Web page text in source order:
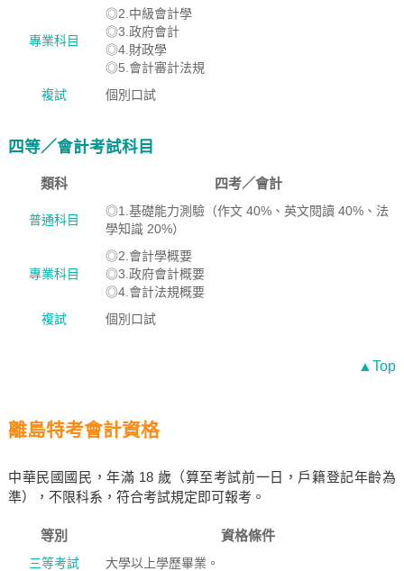
專業科目
◎2.中級會計學
◎3.政府會計
◎4.財政學
◎5.會計審計法規
複試
個別口試
四等／會計考試科目
類科 四考／會計
普通科目
◎1.基礎能力測驗（作文 40%、英文閱讀 40%、法
學知識 20%）
專業科目
◎2.會計學概要
◎3.政府會計概要
◎4.會計法規概要
複試
個別口試
▲Top
離島特考會計資格
中華民國國民，年滿 18 歲（算至考試前一日，戶籍登記年齡為
準），不限科系，符合考試規定即可報考。
等別 資格條件
三等考試
大學以上學歷畢業。